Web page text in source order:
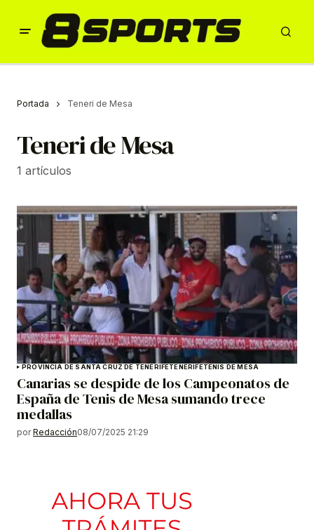
Portada Teneri de Mesa
Teneri de Mesa
1 artículos
PROVINCIA DE SANTA CRUZ DE TENERIFETENERIFETENIS DE MESA
Canarias se despide de los Campeonatos de
España de Tenis de Mesa sumando trece
medallas
por Redacción08/07/2025 21:29